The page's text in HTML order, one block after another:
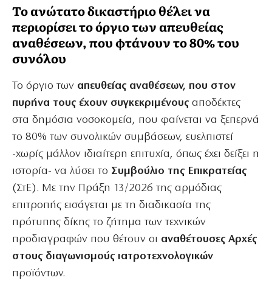
Το ανώτατο δικαστήριο θέλει να
περιορίσει το όργιο των απευθείας
αναθέσεων, που φτάνουν το 80% του
συνόλου
Το όργιο των απευθείας αναθέσεων, που στον
πυρήνα τους έχουν συγκεκριμένους αποδέκτες
στα δημόσια νοσοκομεία, που φαίνεται να ξεπερνά
το 80% των συνολικών συμβάσεων, ευελπιστεί
-χωρίς μάλλον ιδιαίτερη επιτυχία, όπως έχει δείξει η
ιστορία- να λύσει το Συμβούλιο της Επικρατείας
(ΣτΕ). Με την Πράξη 13/2026 της αρμόδιας
επιτροπής εισάγεται με τη διαδικασία της
πρότυπης δίκης το ζήτημα των τεχνικών
προδιαγραφών που θέτουν οι αναθέτουσες Αρχές
στους διαγωνισμούς ιατροτεχνολογικών
προϊόντων.